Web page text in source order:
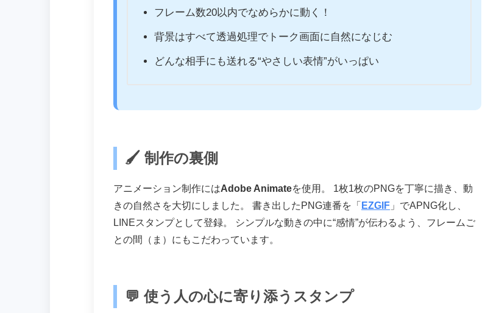
フレーム数20以内でなめらかに動く！
背景はすべて透過処理でトーク画面に自然になじむ
どんな相手にも送れる“やさしい表情”がいっぱい
🖌 制作の裏側
アニメーション制作にはAdobe Animateを使用。 1枚1枚のPNGを丁寧に描き、動
きの自然さを大切にしました。 書き出したPNG連番を「 EZGIF 」でAPNG化し、
LINEスタンプとして登録。 シンプルな動きの中に“感情”が伝わるよう、フレームご
との間（ま）にもこだわっています。
💬 使う人の心に寄り添うスタンプ